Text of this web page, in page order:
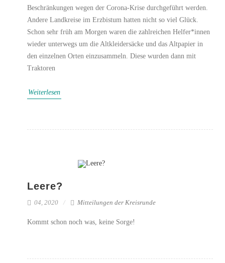
Beschränkungen wegen der Corona-Krise durchgeführt werden.
Andere Landkreise im Erzbistum hatten nicht so viel Glück.
Schon sehr früh am Morgen waren die zahlreichen Helfer*innen
wieder unterwegs um die Altkleidersäcke und das Altpapier in
den einzelnen Orten einzusammeln. Diese wurden dann mit
Traktoren
Weiterlesen
Leere?
04, 2020 Mitteilungen der Kreisrunde
Kommt schon noch was, keine Sorge!